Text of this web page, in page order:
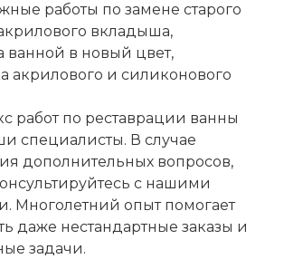
работы по замене старого
вкладыша,
ванной в новый цвет,
акрилового и силиконового
работ по реставрации ванны
специалисты. В случае
дополнительных вопросов,
с нашими
Многолетний опыт помогает
даже нестандартные заказы и
задачи.